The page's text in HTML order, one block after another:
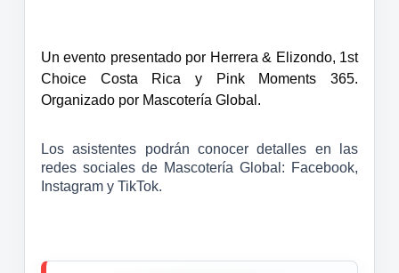
Un evento presentado por Herrera & Elizondo, 1st
Choice Costa Rica y Pink Moments 365.
Organizado por Mascotería Global.
Los asistentes podrán conocer detalles en las
redes sociales de Mascotería Global: Facebook,
Instagram y TikTok.